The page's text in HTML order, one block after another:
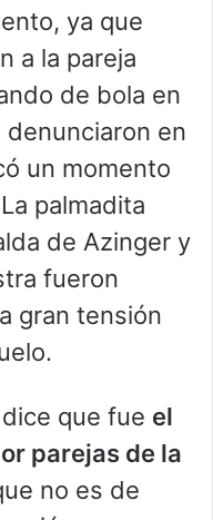
ya que
a la pareja
de bola en
denunciaron en
un momento
palmadita
de Azinger y
fueron
gran tensión
que fue el
parejas de la
no es de